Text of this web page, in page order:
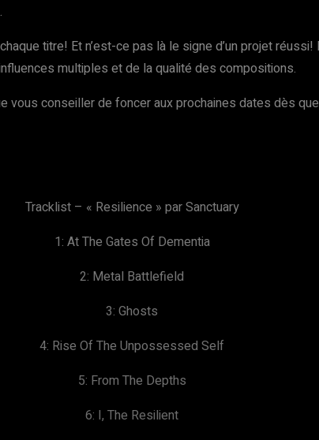
titre! Et n’est-ce pas là le signe d’un projet
multiples et de la qualité des compositions.
vous conseiller de foncer aux prochaines dates dès
Tracklist – « Resilience » par Sanctuary
1: At The Gates Of Dementia
2: Metal Battlefield
3: Ghosts
4: Rise Of The Unpossessed Self
5: From The Depths
6: I, The Resilient